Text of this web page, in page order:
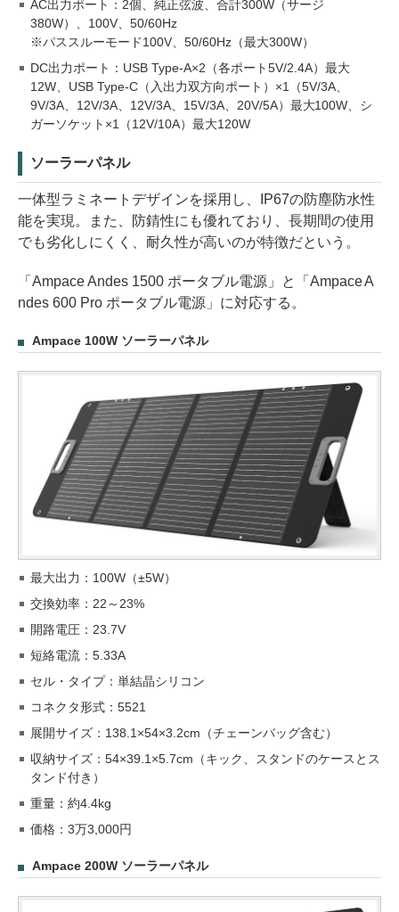
AC出力ポート：2個、純正弦波、合計300W（サージ
380W）、100V、50/60Hz
※パススルーモード100V、50/60Hz（最大300W）
DC出力ポート：USB Type-A×2（各ポート5V/2.4A）最大
12W、USB Type-C（入出力双方向ポート）×1（5V/3A、
9V/3A、12V/3A、12V/3A、15V/3A、20V/5A）最大100W、シ
ガーソケット×1（12V/10A）最大120W
ソーラーパネル
一体型ラミネートデザインを採用し、IP67の防塵防水性
能を実現。また、防錆性にも優れており、長期間の使用
でも劣化しにくく、耐久性が高いのが特徴だという。
「Ampace Andes 1500 ポータブル電源」と「Ampace A
ndes 600 Pro ポータブル電源」に対応する。
Ampace 100W ソーラーパネル
最大出力：100W（±5W）
交換効率：22～23%
開路電圧：23.7V
短絡電流：5.33A
セル・タイプ：単結晶シリコン
コネクタ形式：5521
展開サイズ：138.1×54×3.2cm（チェーンバッグ含む）
収納サイズ：54×39.1×5.7cm（キック、スタンドのケースとス
タンド付き）
重量：約4.4kg
価格：3万3,000円
Ampace 200W ソーラーパネル